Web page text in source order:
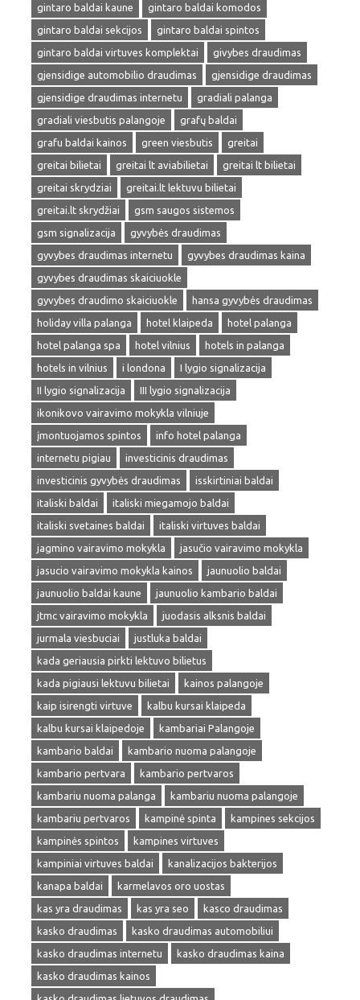
gintaro baldai kaune
gintaro baldai komodos
gintaro baldai sekcijos
gintaro baldai spintos
gintaro baldai virtuves komplektai
givybes draudimas
gjensidige automobilio draudimas
gjensidige draudimas
gjensidige draudimas internetu
gradiali palanga
gradiali viesbutis palangoje
grafų baldai
grafu baldai kainos
green viesbutis
greitai
greitai bilietai
greitai lt aviabilietai
greitai lt bilietai
greitai skrydziai
greitai.lt lektuvu bilietai
greitai.lt skrydžiai
gsm saugos sistemos
gsm signalizacija
gyvybės draudimas
gyvybes draudimas internetu
gyvybes draudimas kaina
gyvybes draudimas skaiciuokle
gyvybes draudimo skaiciuokle
hansa gyvybės draudimas
holiday villa palanga
hotel klaipeda
hotel palanga
hotel palanga spa
hotel vilnius
hotels in palanga
hotels in vilnius
i londona
I lygio signalizacija
II lygio signalizacija
III lygio signalizacija
ikonikovo vairavimo mokykla vilniuje
įmontuojamos spintos
info hotel palanga
internetu pigiau
investicinis draudimas
investicinis gyvybės draudimas
isskirtiniai baldai
italiski baldai
italiski miegamojo baldai
italiski svetaines baldai
italiski virtuves baldai
jagmino vairavimo mokykla
jasučio vairavimo mokykla
jasucio vairavimo mokykla kainos
jaunuolio baldai
jaunuolio baldai kaune
jaunuolio kambario baldai
jtmc vairavimo mokykla
juodasis alksnis baldai
jurmala viesbuciai
justluka baldai
kada geriausia pirkti lektuvo bilietus
kada pigiausi lektuvu bilietai
kainos palangoje
kaip isirengti virtuve
kalbu kursai klaipeda
kalbu kursai klaipedoje
kambariai Palangoje
kambario baldai
kambario nuoma palangoje
kambario pertvara
kambario pertvaros
kambariu nuoma palanga
kambariu nuoma palangoje
kambariu pertvaros
kampinė spinta
kampines sekcijos
kampinės spintos
kampines virtuves
kampiniai virtuves baldai
kanalizacijos bakterijos
kanapa baldai
karmelavos oro uostas
kas yra draudimas
kas yra seo
kasco draudimas
kasko draudimas
kasko draudimas automobiliui
kasko draudimas internetu
kasko draudimas kaina
kasko draudimas kainos